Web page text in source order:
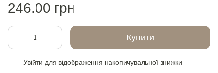
246.00 грн
Купити
Увійти для відображення накопичувальної знижки